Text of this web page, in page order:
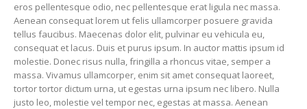
eros pellentesque odio, nec pellentesque erat ligula nec massa.
Aenean consequat lorem ut felis ullamcorper posuere gravida
tellus faucibus. Maecenas dolor elit, pulvinar eu vehicula eu,
consequat et lacus. Duis et purus ipsum. In auctor mattis ipsum id
molestie. Donec risus nulla, fringilla a rhoncus vitae, semper a
massa. Vivamus ullamcorper, enim sit amet consequat laoreet,
tortor tortor dictum urna, ut egestas urna ipsum nec libero. Nulla
justo leo, molestie vel tempor nec, egestas at massa. Aenean